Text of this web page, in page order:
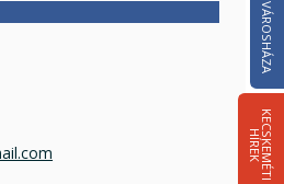
VÁROSHÁZA
K
E
C
S
K
E
M
É
T
I
HÍ
R
E
K